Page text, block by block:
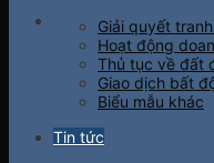
Giải quyết
Hoạt động
Thủ tục về đất
Giao dịch bất
Biểu mẫu khác
Tin tức